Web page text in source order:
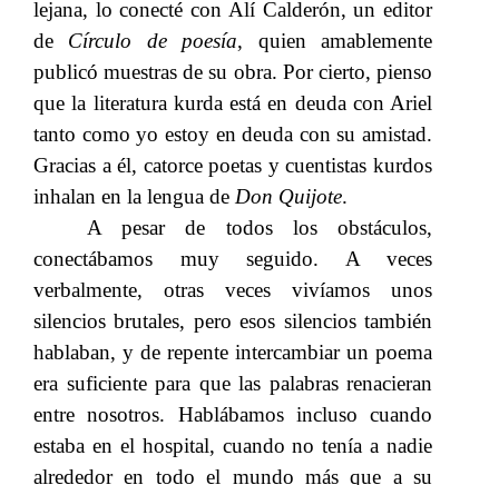
lejana, lo conecté con Alí Calderón, un editor
de Círculo de poesía, quien amablemente
publicó muestras de su obra. Por cierto, pienso
que la literatura kurda está en deuda con Ariel
tanto como yo estoy en deuda con su amistad.
Gracias a él, catorce poetas y cuentistas kurdos
inhalan en la lengua de Don Quijote.
A pesar de todos los obstáculos,
conectábamos muy seguido. A veces
verbalmente, otras veces vivíamos unos
silencios brutales, pero esos silencios también
hablaban, y de repente intercambiar un poema
era suficiente para que las palabras renacieran
entre nosotros. Hablábamos incluso cuando
estaba en el hospital, cuando no tenía a nadie
alrededor en todo el mundo más que a su